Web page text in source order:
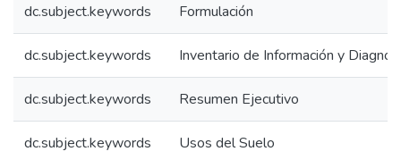
dc.subject.keywords Formulación
dc.subject.keywords Inventario de Información y
dc.subject.keywords Resumen Ejecutivo
dc.subject.keywords Usos del Suelo